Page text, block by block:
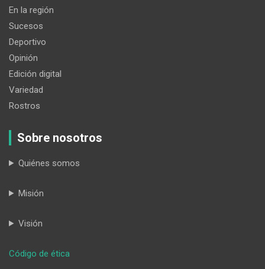
En la región
Sucesos
Deportivo
Opinión
Edición digital
Variedad
Rostros
Sobre nosotros
Quiénes somos
Misión
Visión
Código de ética